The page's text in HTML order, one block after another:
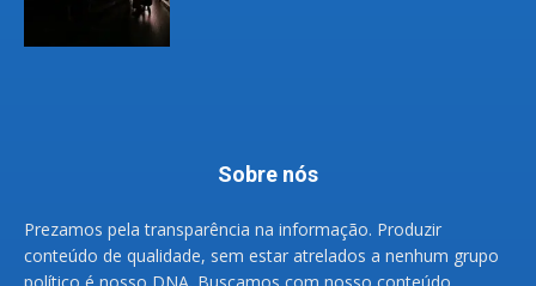
Sobre nós
Prezamos pela transparência na informação. Produzir
conteúdo de qualidade, sem estar atrelados a nenhum grupo